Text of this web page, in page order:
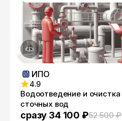
ИПО
4.9
Водоотведение и очистка
сточных вод
сразу 34 100 ₽52 500 ₽